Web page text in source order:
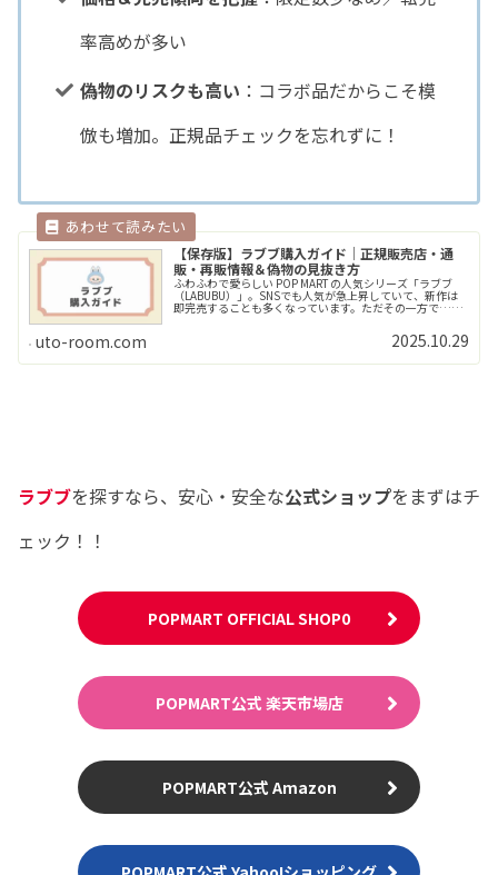
率高めが多い
偽物のリスクも高い ：コラボ品だからこそ模
倣も増加。正規品チェックを忘れずに！
【保存版】ラブブ購入ガイド｜正規販売店・通
販・再販情報＆偽物の見抜き方
ふわふわで愛らしい POP MART の人気シリーズ「ラブブ
（LABUBU）」。SNSでも人気が急上昇していて、新作は
即完売することも多くなっています。ただその一方で…ど
uto-room.com 2025.10.29
ラブブを探すなら、安心・安全な公式ショップをまずはチ
ェック！！
POPMART OFFICIAL SHOP0
POPMART公式 楽天市場店
POPMART公式 Amazon